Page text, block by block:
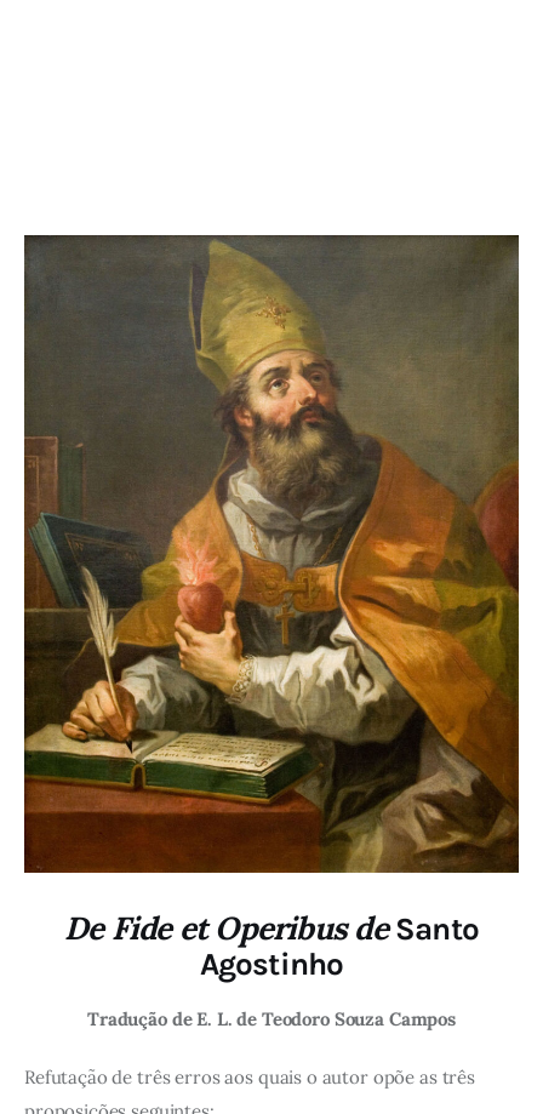
De Fide et Operibus deSanto
Agostinho
Tradução de E. L. de Teodoro Souza Campos
Refutação de três erros aos quais o autor opõe as três